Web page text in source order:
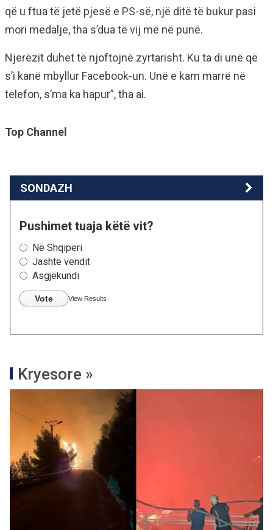
që u ftua të jetë pjesë e PS-së, një ditë të bukur pasi
mori medalje, tha s’dua të vij më në punë.
Njerëzit duhet të njoftojnë zyrtarisht. Ku ta di unë që
s’i kanë mbyllur Facebook-un. Unë e kam marrë në
telefon, s’ma ka hapur”, tha ai.
Top Channel
SONDAZH
Pushimet tuaja këtë vit?
Në Shqipëri
Jashtë vendit
Asgjëkundi
Vote View Results
Kryesore »